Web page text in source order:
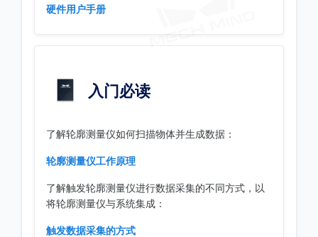
硬件用户手册
入门必读
了解轮廓测量仪如何扫描物体并生成数据：
轮廓测量仪工作原理
了解触发轮廓测量仪进行数据采集的不同方式，以
将轮廓测量仪与系统集成：
触发数据采集的方式